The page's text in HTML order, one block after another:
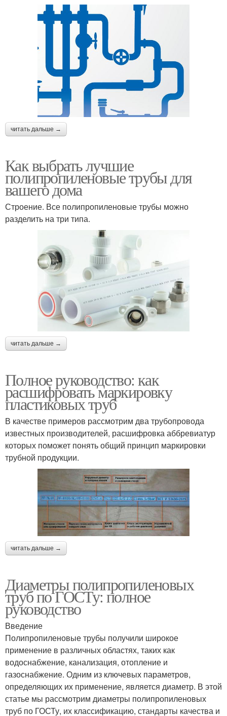
читать дальше →
Как выбрать лучшие
полипропиленовые трубы для
вашего дома
Строение. Все полипропиленовые трубы можно
разделить на три типа.
читать дальше →
Полное руководство: как
расшифровать маркировку
пластиковых труб
В качестве примеров рассмотрим два трубопровода
известных производителей, расшифровка аббревиатур
которых поможет понять общий принцип маркировки
трубной продукции.
читать дальше →
Диаметры полипропиленовых
труб по ГОСТу: полное
руководство
Введение
Полипропиленовые трубы получили широкое
применение в различных областях, таких как
водоснабжение, канализация, отопление и
газоснабжение. Одним из ключевых параметров,
определяющих их применение, является диаметр. В этой
статье мы рассмотрим диаметры полипропиленовых
труб по ГОСТу, их классификацию, стандарты качества и